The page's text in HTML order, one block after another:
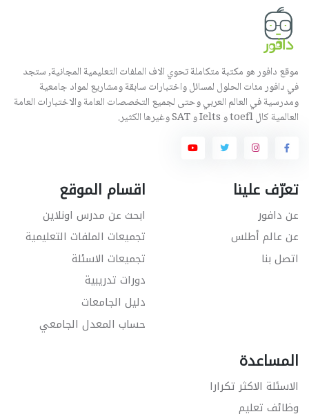
موقع دافور هو مكتبة متكاملة تحوي الاف الملفات التعليمية المجانية, ستجد
في دافور مئات الحلول لمسائل واختبارات سابقة ومشاريع لمواد جامعية
ومدرسية في العالم العربي وحتى لجميع التخصصات العامة والاختبارات العامة
العالمية كال toefl و Ielts و SAT وغيرها الكثير.
تعرّف علينا
عن دافور
عن عالم أطلس
اتصل بنا
اقسام الموقع
ابحث عن مدرس اونلاين
تجميعات الملفات التعليمية
تجميعات الاسئلة
دورات تدريبية
دليل الجامعات
حساب المعدل الجامعي
المساعدة
الاسئلة الاكثر تكرارا
وظائف تعليم